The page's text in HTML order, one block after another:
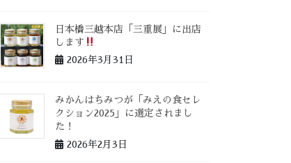
日本橋三越本店「三重展」に出店
します
2026年3月31日
みかんはちみつが「みえの食セレ
クション2025」に選定されまし
た！
2026年2月3日